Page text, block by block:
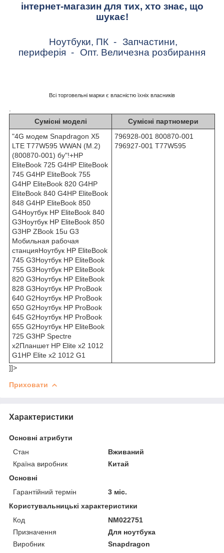
інтернет-магазин для тих, хто знає, що
шукає!
Ноутбуки, ПК - Запчастини,
периферія - Опт. Величезна розбирання
Всі торговельні марки є власністю їхніх власників
Сумісні моделі
Сумісні партномери
"4G модем Snapdragon X5
LTE T77W595 WWAN (M.2)
(800870-001) бу"!+HP
EliteBook 725 G4HP EliteBook
745 G4HP EliteBook 755
G4HP EliteBook 820 G4HP
EliteBook 840 G4HP EliteBook
848 G4HP EliteBook 850
G4Ноутбук HP EliteBook 840
G3Ноутбук HP EliteBook 850
G3HP ZBook 15u G3
Мобильная рабочая
станцияНоутбук HP EliteBook
745 G3Ноутбук HP EliteBook
755 G3Ноутбук HP EliteBook
820 G3Ноутбук HP EliteBook
828 G3Ноутбук HP ProBook
640 G2Ноутбук HP ProBook
650 G2Ноутбук HP ProBook
645 G2Ноутбук HP ProBook
655 G2Ноутбук HP EliteBook
725 G3HP Spectre
x2Планшет HP Elite x2 1012
G1HP Elite x2 1012 G1
796928-001 800870-001
796927-001 T77W595
]]>
Приховати
Характеристики
Основні атрибути
Стан
Вживаний
Країна виробник
Китай
Основні
Гарантійний термін
3 міс.
Користувальницькі характеристики
Код
NM022751
Призначення
Для ноутбука
Виробник
Snapdragon